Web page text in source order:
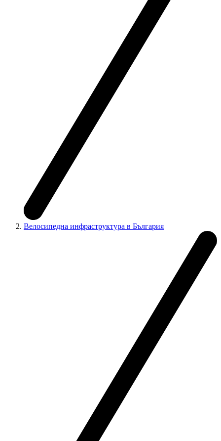
Велосипедна инфраструктура в България